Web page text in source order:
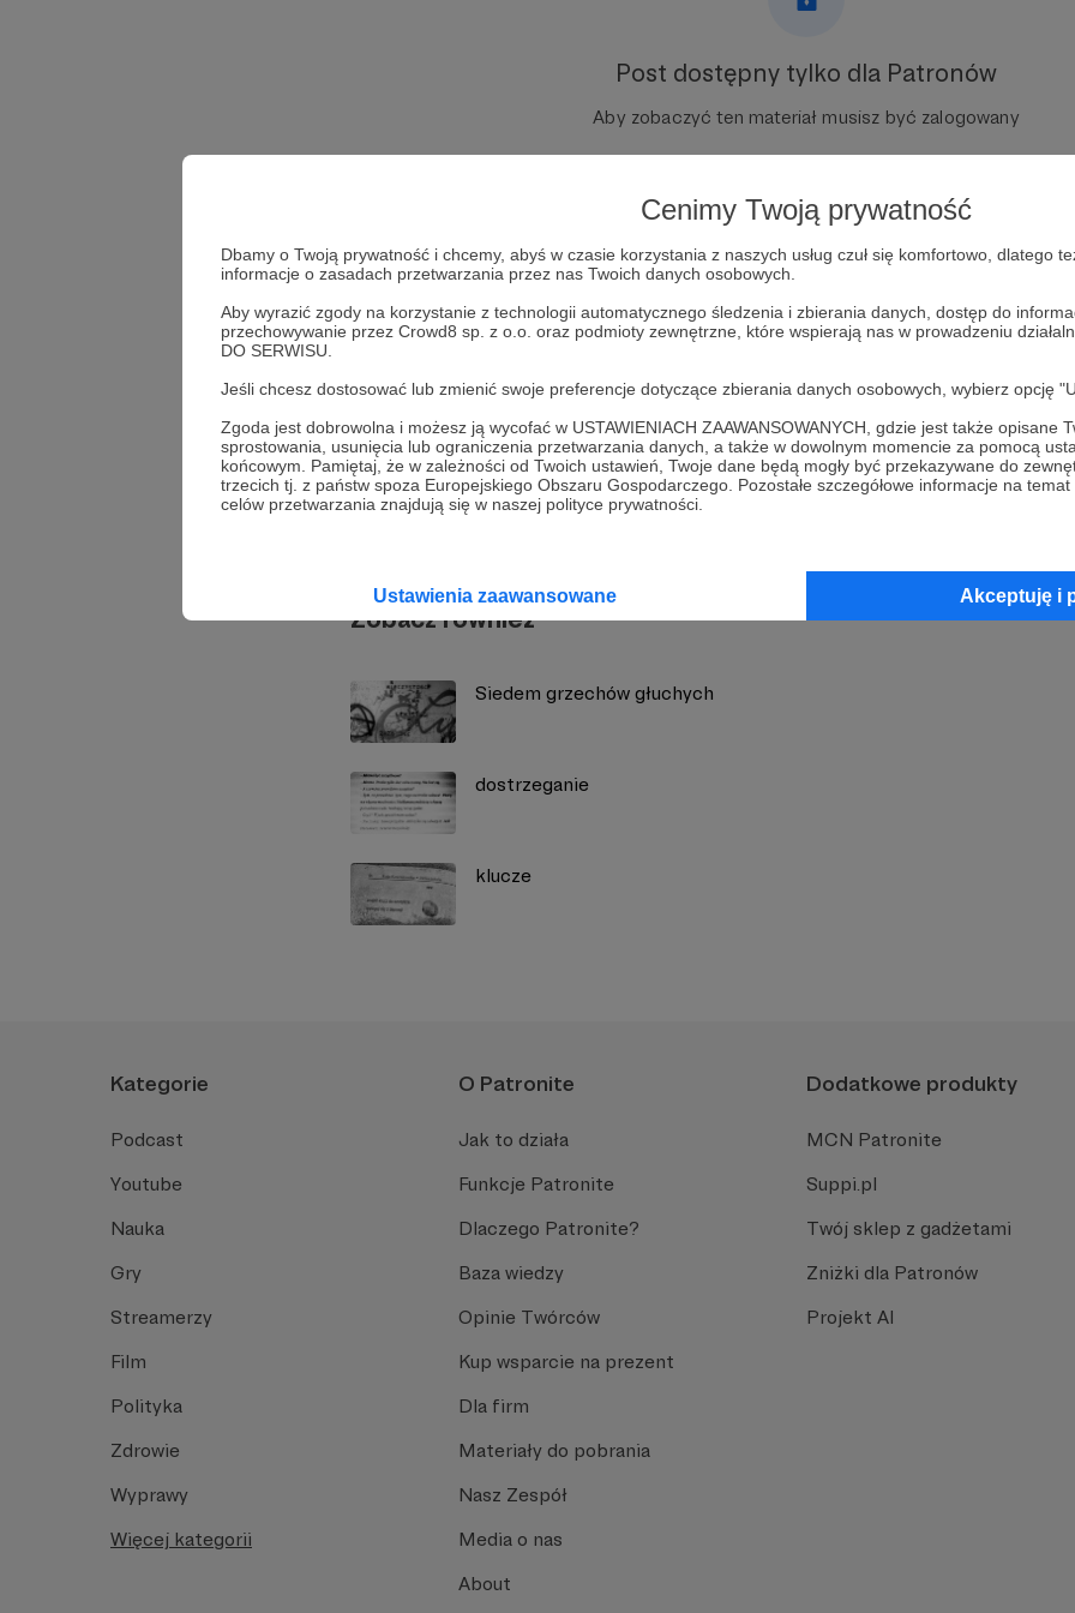
Cenimy Twoją prywatność
Dbamy o Twoją prywatność i chcemy, abyś w czasie korzystania z naszych usług czuł się komfortowo, dlatego
informacje o zasadach przetwarzania przez nas Twoich danych osobowych.
Aby wyrazić zgody na korzystanie z technologii automatycznego śledzenia i zbierania danych, dostęp do
przechowywanie przez Crowd8 sp. z o.o. oraz podmioty zewnętrzne, które wspierają nas w prowadzeniu
DO SERWISU.
Jeśli chcesz dostosować lub zmienić swoje preferencje dotyczące zbierania danych osobowych, wybierz opcję
Zgoda jest dobrowolna i możesz ją wycofać w USTAWIENIACH ZAAWANSOWANYCH, gdzie jest także opisane
sprostowania, usunięcia lub ograniczenia przetwarzania danych, a także w dowolnym momencie za pomocą
końcowym. Pamiętaj, że w zależności od Twoich ustawień, Twoje dane będą mogły być przekazywane do
trzecich tj. z państw spoza Europejskiego Obszaru Gospodarczego. Pozostałe szczegółowe informacje na
celów przetwarzania znajdują się w naszej polityce prywatności.
Ustawienia zaawansowane Akceptuję i
Post dostępny tylko dla Patronów
Aby zobaczyć ten materiał musisz być zalogowany
kaja kowalewska poezja sentencje miniatury
Udostępnij
Chaos i inne piętra - Kaja Kowalewska
Zobacz również
Siedem grzechów głuchych
dostrzeganie
klucze
Kategorie
Podcast
Youtube
Nauka
Gry
Streamerzy
Film
Polityka
Zdrowie
Wyprawy
Więcej kategorii
O Patronite
Jak to działa
Funkcje Patronite
Dlaczego Patronite?
Baza wiedzy
Opinie Twórców
Kup wsparcie na prezent
Dla firm
Materiały do pobrania
Nasz Zespół
Media o nas
About
Dodatkowe produkty
MCN Patronite
Suppi.pl
Twój sklep z gadżetami
Zniżki dla Patronów
Projekt AI